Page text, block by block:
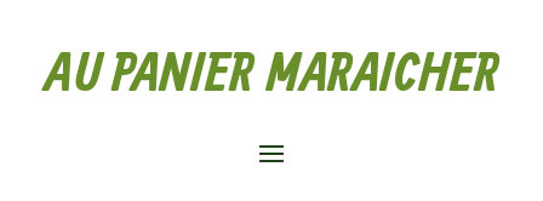
AU PANIER MARAICHER